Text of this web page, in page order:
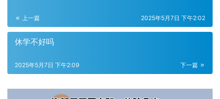
上一篇 2025年5月7日 下午2:02
休学不好吗
下一篇
2025年5月7日 下午2:09